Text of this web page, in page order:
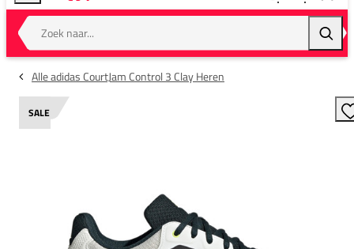
Zoek naar...
Alle adidas CourtJam Control 3 Clay Heren
SALE